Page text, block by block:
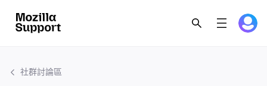
社群討論區